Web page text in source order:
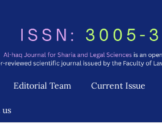
Editorial Team Current Issue